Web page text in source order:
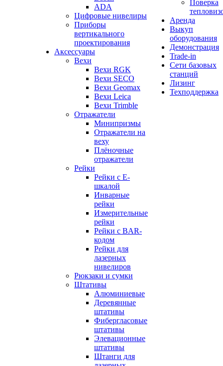
ADA
Цифровые нивелиры
Приборы
вертикального
проектирования
Аксессуары
Вехи
Вехи RGK
Вехи SECO
Вехи Geomax
Вехи Leica
Вехи Trimble
Отражатели
Минипризмы
Отражатели на
веху
Плёночные
отражатели
Рейки
Рейки с E-
шкалой
Инварные
рейки
Измерительные
рейки
Рейки с BAR-
кодом
Рейки для
лазерных
нивелиров
Рюкзаки и сумки
Штативы
Алюминиевые
Деревянные
штативы
Фибергласовые
штативы
Элевационные
штативы
Штанги для
Поверка
Аренда
Выкуп
оборудования
Демонстрация
Trade-in
Сети базовых
станций
Лизинг
Техподдержка